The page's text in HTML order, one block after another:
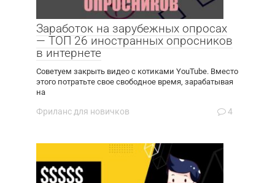
Заработок на зарубежных опросах
— ТОП 26 иностранных опросников
в интернете
Советуем закрыть видео с котиками YouTube. Вместо
этого потратьте свое свободное время, зарабатывая
на
Фриланс для новичков 4